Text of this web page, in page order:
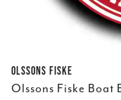
Olssons Fiske
Olssons Fiske Boat